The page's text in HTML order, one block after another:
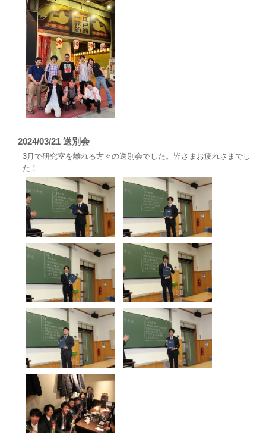
2024/03/21 送別会
3月で研究室を離れる方々の送別会でした。皆さまお疲れさまでし
た！